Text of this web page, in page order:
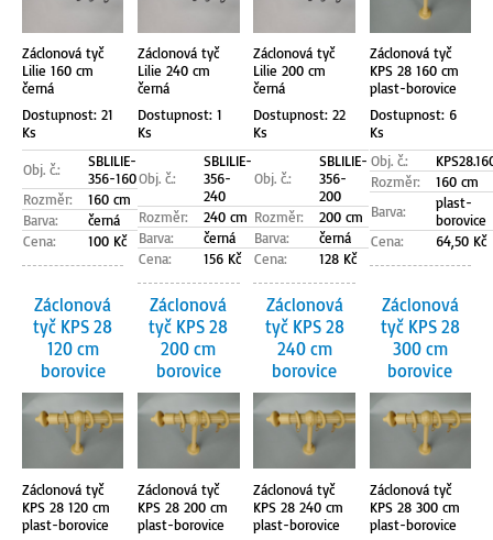
Záclonová tyč
Lilie 160 cm
černá
Dostupnost: 21
Ks
Obj. č.:
SBLILIE-
356-160
Rozměr:
160 cm
Barva:
černá
Cena:
100 Kč
Záclonová tyč
Lilie 240 cm
černá
Dostupnost: 1
Ks
Obj. č.:
SBLILIE-
356-
240
Rozměr:
240 cm
Barva:
černá
Cena:
156 Kč
Záclonová tyč
Lilie 200 cm
černá
Dostupnost: 22
Ks
Obj. č.:
SBLILIE-
356-
200
Rozměr:
200 cm
Barva:
černá
Cena:
128 Kč
Záclonová tyč
KPS 28 160 cm
plast-borovice
Dostupnost: 6
Ks
Obj. č.:
Rozměr:
160 cm
Barva:
plast-
borovice
Cena:
64,50 Kč
Záclonová
tyč KPS 28
120 cm
borovice
Záclonová tyč
KPS 28 120 cm
plast-borovice
Záclonová
tyč KPS 28
200 cm
borovice
Záclonová tyč
KPS 28 200 cm
plast-borovice
Záclonová
tyč KPS 28
240 cm
borovice
Záclonová tyč
KPS 28 240 cm
plast-borovice
Záclonová
tyč KPS 28
300 cm
borovice
Záclonová tyč
KPS 28 300 cm
plast-borovice